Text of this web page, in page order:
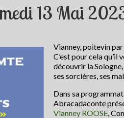
13 Mai
Vianney, poitevin
C’est pour cela qu’il
découvrir la
ses sorcières, ses
Dans sa
Abracadaconte
Vianney ROOSE,